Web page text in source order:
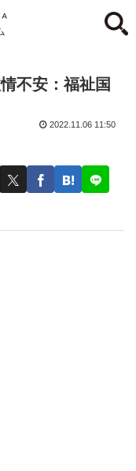
不安：福祉国
2022.11.06 11:50